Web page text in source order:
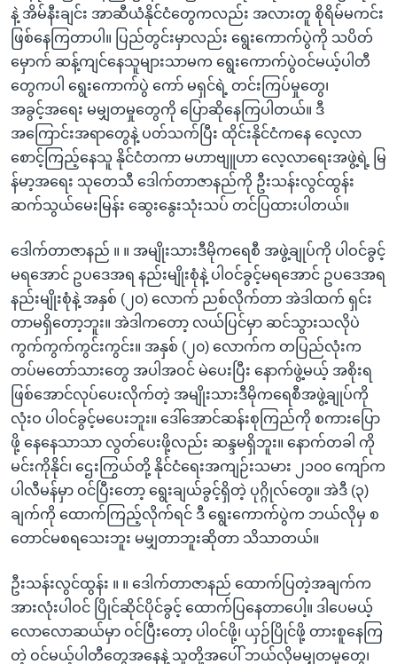
နဲ့ အိမ်နီးချင်း အာဆီယံနိုင်ငံတွေကလည်း အလားတူ စိုရိမ်မကင်း
ဖြစ်နေကြတာပါ။ ပြည်တွင်းမှာလည်း ရွေးကောက်ပွဲကို သပိတ်
မှောက် ဆန့်ကျင်နေသူများသာမက ရွေးကောက်ပွဲဝင်မယ့်ပါတီ
တွေကပါ ရွေးကောက်ပွဲ ကော် မရှင်ရဲ့ တင်းကြပ်မှုတွေ၊
အခွင့်အရေး မမျှတမှုတွေကို ပြောဆိုနေကြပါတယ်။ ဒီ
အကြောင်းအရာတွေနဲ့ ပတ်သက်ပြီး ထိုင်းနိုင်ငံကနေ လေ့လာ
စောင့်ကြည့်နေသူ နိုင်ငံတကာ မဟာဗျူဟာ လေ့လာရေးအဖွဲ့ရဲ့ မြ
န်မာ့အရေး သုတေသီ ဒေါက်တာဇာနည်ကို ဦးသန်းလွင်ထွန်း
ဆက်သွယ်မေးမြန်း ဆွေးနွေးသုံးသပ် တင်ပြထားပါတယ်။
ဒေါက်တာဇာနည် ။ ။ အမျိုးသားဒီမိုကရေစီ အဖွဲ့ချုပ်ကို ပါဝင်ခွင့်
မရအောင် ဥပဒေအရ နည်းမျိုးစုံနဲ့ ပါဝင်ခွင့်မရအောင် ဥပဒေအရ
နည်းမျိုးစုံနဲ့ အနှစ် (၂၀) လောက် ညစ်လိုက်တာ အဲဒါထက် ရှင်း
တာမရှိတော့ဘူး။ အဲဒါကတော့ လယ်ပြင်မှာ ဆင်သွားသလိုပဲ
ကွက်ကွက်ကွင်းကွင်း။ အနှစ် (၂၀) လောက်က တပြည်လုံးက
တပ်မတော်သားတွေ အပါအဝင် မဲပေးပြီး နောက်ဖွဲ့မယ့် အစိုးရ
ဖြစ်အောင်လုပ်ပေးလိုက်တဲ့ အမျိုးသားဒီမိုကရေစီအဖွဲ့ချုပ်ကို
လုံးဝ ပါဝင်ခွင့်မပေးဘူး။ ဒေါ်အောင်ဆန်းစုကြည်ကို စကားပြော
ဖို့ နေနေသာသာ လွတ်ပေးဖို့လည်း ဆန္ဒမရှိဘူး။ နောက်တခါ ကို
မင်းကိုနိုင်၊ ဌေးကြွယ်တို့ နိုင်ငံရေးအကျဉ်းသမား ၂၁၀၀ ကျော်က
ပါလီမန်မှာ ဝင်ပြီးတော့ ရွေးချယ်ခွင့်ရှိတဲ့ ပုဂ္ဂိုလ်တွေ။ အဲဒီ (၃)
ချက်ကို ထောက်ကြည့်လိုက်ရင် ဒီ ရွေးကောက်ပွဲက ဘယ်လိုမှ စ
တောင်မစရသေးဘူး မမျှတာဘူးဆိုတာ သိသာတယ်။
ဦးသန်းလွင်ထွန်း ။ ။ ဒေါက်တာဇာနည် ထောက်ပြတဲ့အချက်က
အားလုံးပါဝင် ပြိုင်ဆိုင်ပိုင်ခွင့် ထောက်ပြနေတာပေါ့။ ဒါပေမယ့်
လောလောဆယ်မှာ ဝင်ပြီးတော့ ပါဝင်ဖို့၊ ယှဉ်ပြိုင်ဖို့ တားစူနေကြ
တဲ့ ဝင်မယ့်ပါတီတွေအနေနဲ့ သူတို့အပေါ် ဘယ်လိုမမျှတမှုတွေ၊